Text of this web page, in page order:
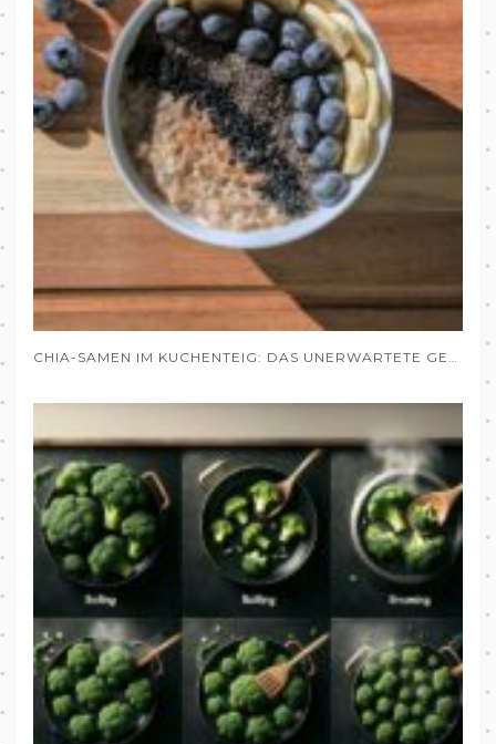
CHIA-SAMEN IM KUCHENTEIG: DAS UNERWARTETE GEHEIMNIS SAFTIGER BACKWAREN